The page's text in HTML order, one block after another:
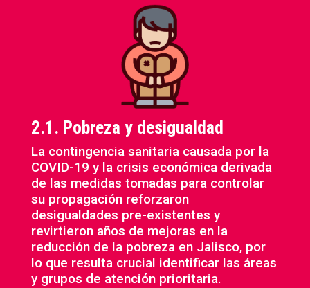
2.1. Pobreza y desigualdad
La contingencia sanitaria causada por la
COVID-19 y la crisis económica derivada
de las medidas tomadas para controlar
su propagación reforzaron
desigualdades pre-existentes y
revirtieron años de mejoras en la
reducción de la pobreza en Jalisco, por
lo que resulta crucial identificar las áreas
y grupos de atención prioritaria.